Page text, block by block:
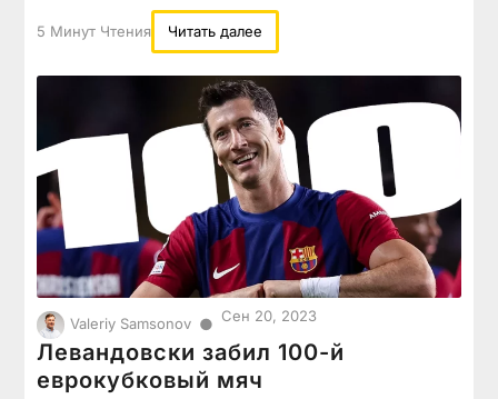
5 Минут Чтения Читать далее
Valeriy Samsonov ● Сен 20, 2023
Левандовски забил 100-й
еврокубковый мяч